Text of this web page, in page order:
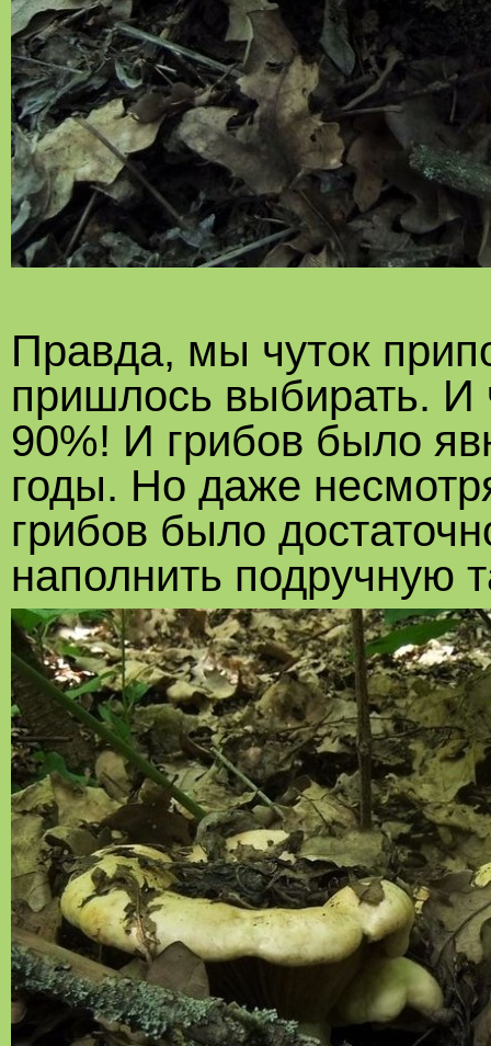
Правда, мы чуток
пришлось выбирать. И
90%! И грибов было
годы. Но даже
грибов было
наполнить подручную